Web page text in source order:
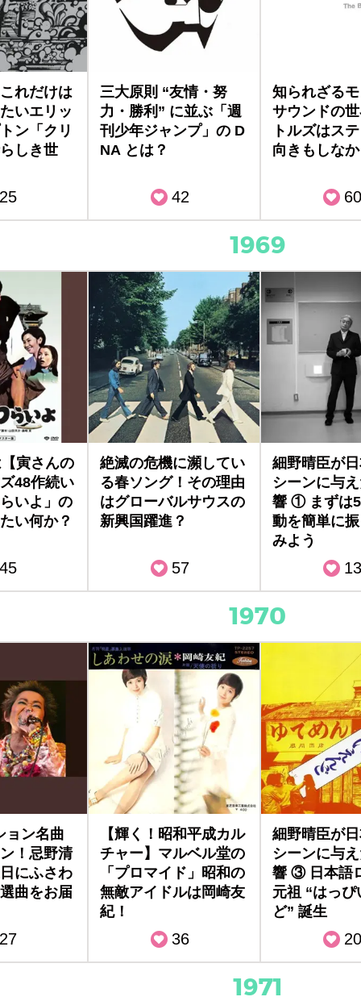
れだけは
いエリッ
ン「クリ
しき世
25
三大原則 “友情・努
力・勝利” に並ぶ「週
刊少年ジャンプ」の D
NA とは？
42
知られざる
サウンドの
トルズはス
向きもしな
60
1969
寅さんの
48作続い
いよ」の
い何か？
45
絶滅の危機に瀕してい
る春ソング！その理由
はグローバルサウスの
新興国躍進？
57
細野晴臣が
シーンに与
響 ① まずは
動を簡単に
みよう
13
1970
ョン名曲
！忌野清
にふさわ
曲をお届
27
【輝く！昭和平成カル
チャー】マルベル堂の
「プロマイド」昭和の
無敵アイドルは岡崎友
紀！
36
細野晴臣が
シーンに与
響 ③ 日本語
元祖 “はっぴ
ど” 誕生
20
1971